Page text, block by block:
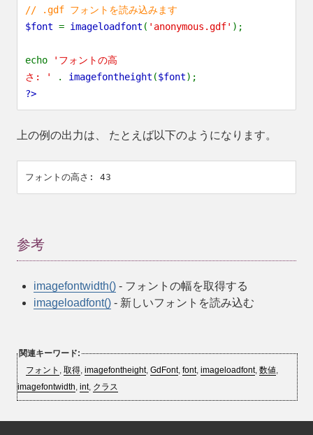
// .gdf フォントを読み込みます
$font = imageloadfont ( 'anonymous.gdf' );
echo
'フォントの高
さ: '
. imagefontheight ($font);
?>
上の例の出力は、 たとえば以下のようになります。
参考
imagefontwidth() - フォントの幅を取得する
imageloadfont() - 新しいフォントを読み込む
関連キーワード:
フォント , 取得, imagefontheight, GdFont, font, imageloadfont, 数値,
imagefontwidth, int, クラス